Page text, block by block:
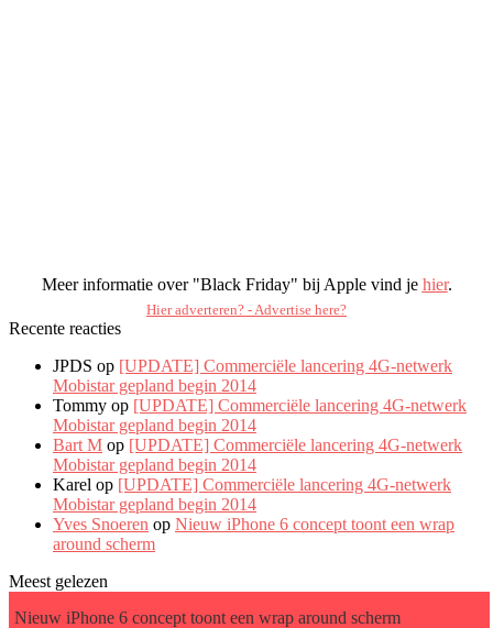
Meer informatie over "Black Friday" bij Apple vind je hier.
Hier adverteren? - Advertise here?
Recente reacties
JPDS op [UPDATE] Commerciële lancering 4G-netwerk
Mobistar gepland begin 2014
Tommy op [UPDATE] Commerciële lancering 4G-netwerk
Mobistar gepland begin 2014
Bart M op [UPDATE] Commerciële lancering 4G-netwerk
Mobistar gepland begin 2014
Karel op [UPDATE] Commerciële lancering 4G-netwerk
Mobistar gepland begin 2014
Yves Snoeren op Nieuw iPhone 6 concept toont een wrap
around scherm
Meest gelezen
Nieuw iPhone 6 concept toont een wrap around scherm